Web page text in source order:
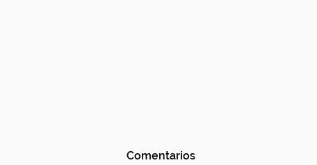
Comentarios